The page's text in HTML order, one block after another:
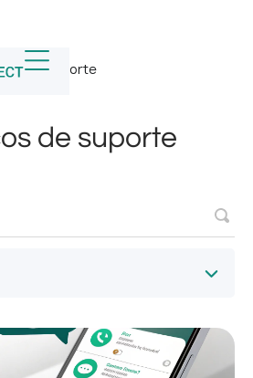
de suporte
de suporte